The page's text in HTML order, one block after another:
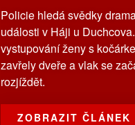
Policie hledá svědky
události v Háji u
vystupování ženy s
zavřely dveře a vlak se
rozjíždět.
ZOBRAZIT ČLÁNEK